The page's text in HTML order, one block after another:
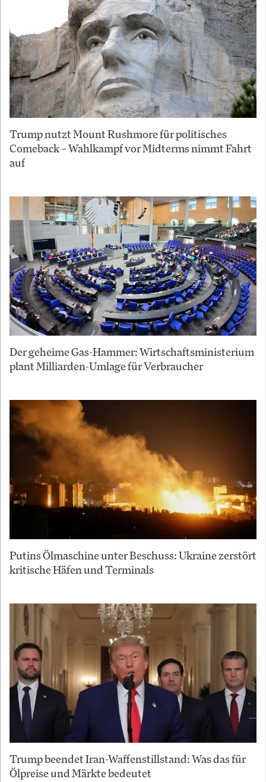
Trump nutzt Mount Rushmore für politisches
Comeback – Wahlkampf vor Midterms nimmt Fahrt
auf
Der geheime Gas-Hammer: Wirtschaftsministerium
plant Milliarden-Umlage für Verbraucher
Putins Ölmaschine unter Beschuss: Ukraine zerstört
kritische Häfen und Terminals
Trump beendet Iran-Waffenstillstand: Was das für
Ölpreise und Märkte bedeutet